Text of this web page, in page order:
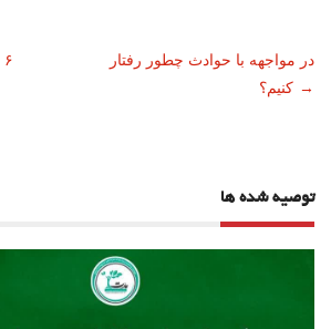
ناوبری
نوشته
در مواجهه با حوادث چطور رفتار
کنیم؟ →
توصیه شده ها